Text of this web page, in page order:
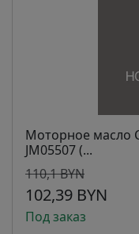
Моторное масло
JM05507 (...
110,1 BYN
102,39 BYN
Под заказ